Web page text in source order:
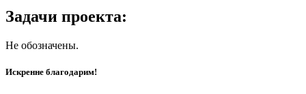
Задачи проекта:
Не обозначены.
Искренне благодарим!